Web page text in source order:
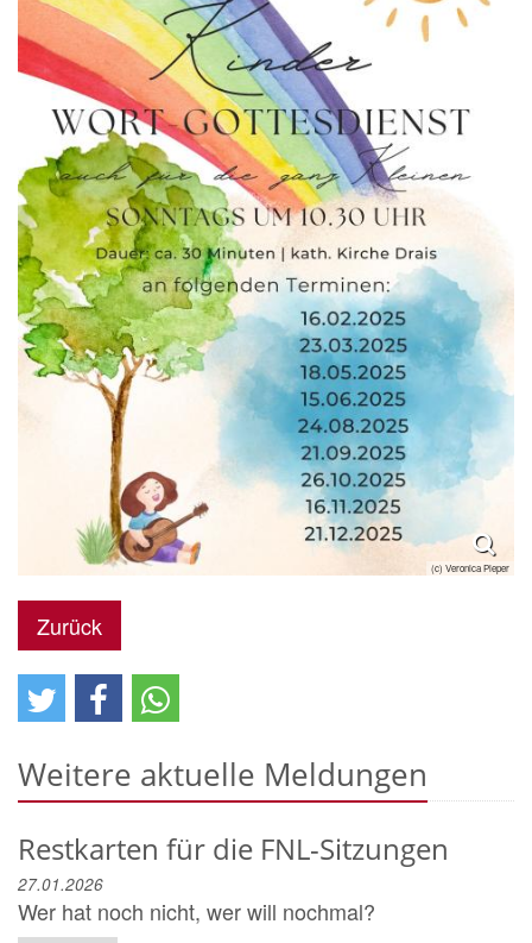
(c) Veronica Pieper
Zurück
Weitere aktuelle Meldungen
Restkarten für die FNL-Sitzungen
27.01.2026
Wer hat noch nicht, wer will nochmal?